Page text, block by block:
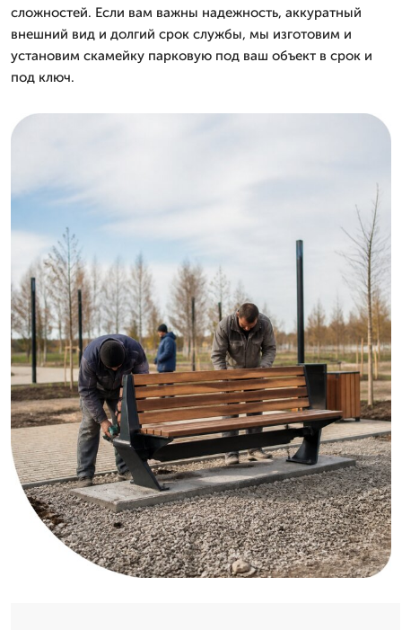
сложностей. Если вам важны надежность, аккуратный
внешний вид и долгий срок службы, мы изготовим и
установим скамейку парковую под ваш объект в срок и
под ключ.